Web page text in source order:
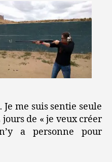
me suis sentie seule
de « je veux créer
a personne pour